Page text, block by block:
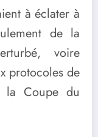
à éclater à
de la
voire
protocoles de
la Coupe du